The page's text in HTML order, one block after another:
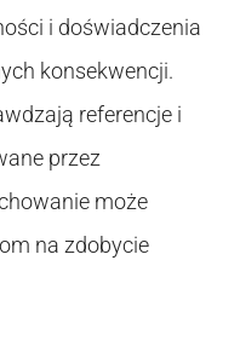
i doświadczenia
konsekwencji.
referencje i
przez
może
na zdobycie